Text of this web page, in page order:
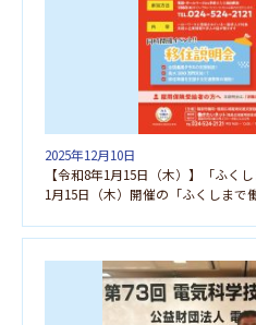
2025年12月10日